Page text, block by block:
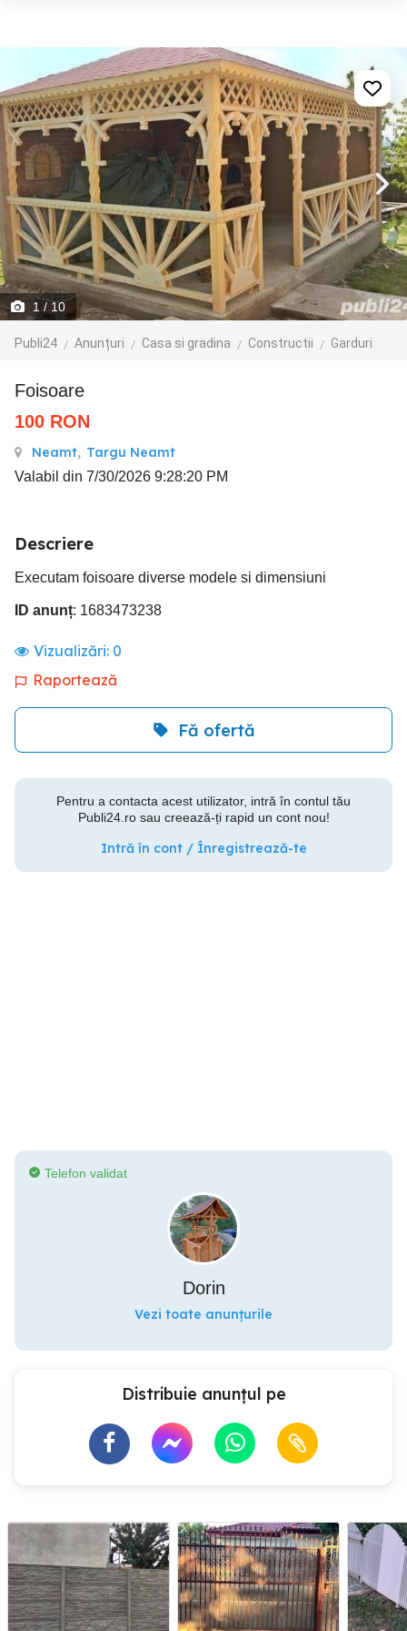
1 / 10
Publi24 Anunțuri Casa si gradina Constructii Garduri
Foisoare
100 RON
Neamt, Targu Neamt
Valabil din 7/30/2026 9:28:20 PM
Descriere
Executam foisoare diverse modele si dimensiuni
ID anunț: 1683473238
Vizualizări: 0
Raportează
Fă ofertă
Pentru a contacta acest utilizator, intră în contul tău
Publi24.ro sau creează-ți rapid un cont nou!
Intră în cont / Înregistrează-te
Telefon validat
Dorin
Vezi toate anunțurile
Distribuie anunțul pe